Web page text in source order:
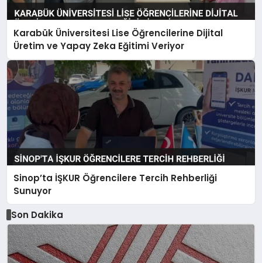
Karabük Üniversitesi Lise Öğrencilerine Dijital
Üretim ve Yapay Zeka Eğitimi Veriyor
Sinop’ta İŞKUR Öğrencilere Tercih Rehberliği
Sunuyor
Son Dakika